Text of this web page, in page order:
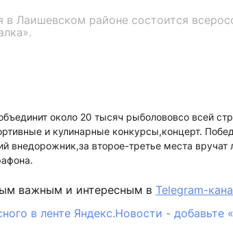
в Лаишевском районе состоится
около 20 тысяч рыболововсо всей
и кулинарные конкурсы,концерт.
внедорожник,за второе-третье места
важным и интересным в Telegram-
в ленте Яндекс.Новости - добавьте